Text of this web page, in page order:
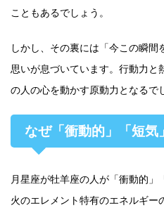
こともあるでしょう。
しかし、その裏には「今この瞬
思いが息づいています。行動力と
の人の心を動かす原動力となるで
なぜ「衝動的」「短気
月星座が牡羊座の人が「衝動的」
火のエレメント特有のエネルギー